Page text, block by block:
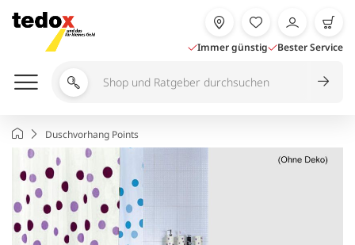
Inhalt
springen
Immer günstig Bester Service
Shop
durchsuchen
StartseiteDuschvorhang Points